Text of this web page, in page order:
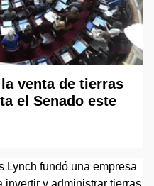
venta de tierras
el Senado este